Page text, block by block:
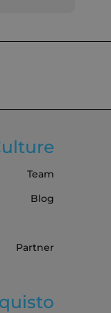
Team
Blog
Partner